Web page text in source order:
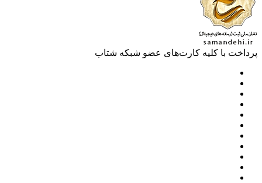
با کلیه کارت‌های عضو شبکه شتاب